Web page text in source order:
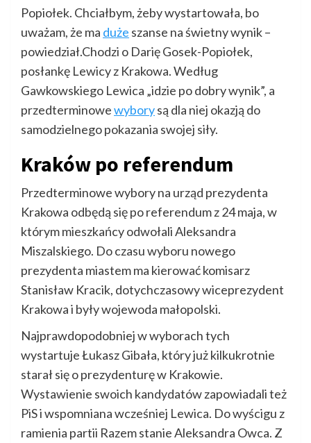
Popiołek. Chciałbym, żeby wystartowała, bo
uważam, że ma duże szanse na świetny wynik –
powiedział.Chodzi o Darię Gosek-Popiołek,
posłankę Lewicy z Krakowa. Według
Gawkowskiego Lewica „idzie po dobry wynik”, a
przedterminowewyborysą dla niej okazją do
samodzielnego pokazania swojej siły.
Kraków po referendum
Przedterminowe wybory na urząd prezydenta
Krakowa odbędą się po referendum z 24 maja, w
którym mieszkańcy odwołali Aleksandra
Miszalskiego. Do czasu wyboru nowego
prezydenta miastem ma kierować komisarz
Stanisław Kracik, dotychczasowy wiceprezydent
Krakowa i były wojewoda małopolski.
Najprawdopodobniej w wyborach tych
wystartuje Łukasz Gibała, który już kilkukrotnie
starał się o prezydenturę w Krakowie.
Wystawienie swoich kandydatów zapowiadali też
PiS i wspomniana wcześniej Lewica. Do wyścigu z
ramienia partii Razem stanie Aleksandra Owca. Z